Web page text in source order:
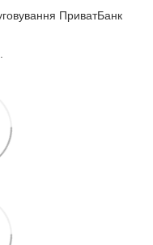
ПриватБанк